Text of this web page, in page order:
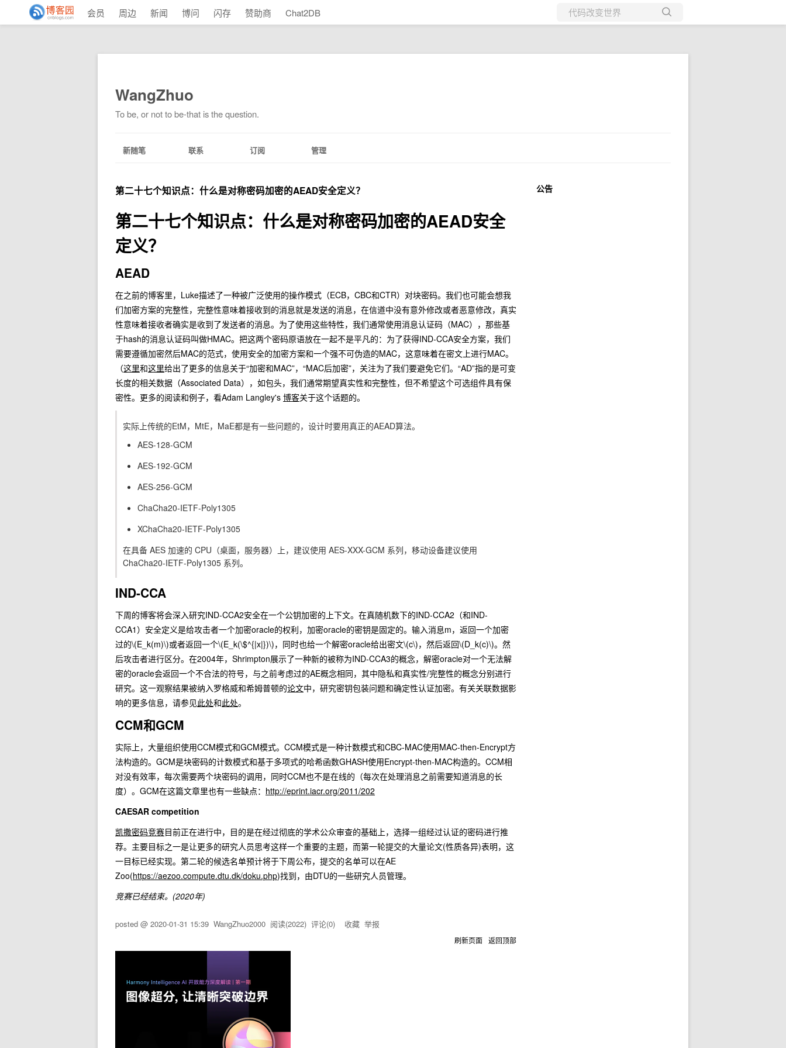
会员 周边 新闻 博问 闪存 赞助商 Chat2DB
当前博客
WangZhuo
To be, or not to be-that is the question.
新随笔 联系 订阅 管理
第二十七个知识点：什么是对称密码加密的AEAD安全定义？
第二十七个知识点：什么是对称密码加密的AEAD安全
定义？
AEAD
在之前的博客里，Luke描述了一种被广泛使用的操作模式（ECB，CBC和CTR）对块密码。我们也可能会想我
们加密方案的完整性，完整性意味着接收到的消息就是发送的消息，在信道中没有意外修改或者恶意修改，真实
性意味着接收者确实是收到了发送者的消息。为了使用这些特性，我们通常使用消息认证码（MAC），那些基
于hash的消息认证码叫做HMAC。把这两个密码原语放在一起不是平凡的：为了获得IND-CCA安全方案，我们
需要遵循加密然后MAC的范式，使用安全的加密方案和一个强不可伪造的MAC，这意味着在密文上进行MAC。
（这里和这里给出了更多的信息关于“加密和MAC”，“MAC后加密”，关注为了我们要避免它们。“AD”指的是可变
长度的相关数据（Associated Data），如包头，我们通常期望真实性和完整性，但不希望这个可选组件具有保
密性。更多的阅读和例子，看Adam Langley's 博客关于这个话题的。
实际上传统的EtM，MtE，MaE都是有一些问题的，设计时要用真正的AEAD算法。
AES-128-GCM
AES-192-GCM
AES-256-GCM
ChaCha20-IETF-Poly1305
XChaCha20-IETF-Poly1305
在具备 AES 加速的 CPU（桌面，服务器）上，建议使用 AES-XXX-GCM 系列，移动设备建议使用
ChaCha20-IETF-Poly1305 系列。
IND-CCA
下周的博客将会深入研究IND-CCA2安全在一个公钥加密的上下文。在真随机数下的IND-CCA2（和IND-
CCA1）安全定义是给攻击者一个加密oracle的权利，加密oracle的密钥是固定的。输入消息m，返回一个加密
过的\(E_k(m)\)或者返回一个\(E_k(\$^{|x|})\)，同时也给一个解密oracle给出密文\(c\)，然后返回\(D_k(c)\)。然
后攻击者进行区分。在2004年，Shrimpton展示了一种新的被称为IND-CCA3的概念，解密oracle对一个无法解
密的oracle会返回一个不合法的符号，与之前考虑过的AE概念相同，其中隐私和真实性/完整性的概念分别进行
研究。这一观察结果被纳入罗格威和希姆普顿的论文中，研究密钥包装问题和确定性认证加密。有关关联数据影
响的更多信息，请参见此处和此处。
CCM和GCM
实际上，大量组织使用CCM模式和GCM模式。CCM模式是一种计数模式和CBC-MAC使用MAC-then-Encrypt方
法构造的。GCM是块密码的计数模式和基于多项式的哈希函数GHASH使用Encrypt-then-MAC构造的。CCM相
对没有效率，每次需要两个块密码的调用，同时CCM也不是在线的（每次在处理消息之前需要知道消息的长
度）。GCM在这篇文章里也有一些缺点： http://eprint.iacr.org/2011/202
CAESAR competition
凯撒密码竞赛目前正在进行中，目的是在经过彻底的学术公众审查的基础上，选择一组经过认证的密码进行推
荐。主要目标之一是让更多的研究人员思考这样一个重要的主题，而第一轮提交的大量论文(性质各异)表明，这
一目标已经实现。第二轮的候选名单预计将于下周公布，提交的名单可以在AE
Zoo(https://aezoo.compute.dtu.dk/doku.php)找到，由DTU的一些研究人员管理。
竞赛已经结束。(2020年)
posted @ 2020-01-31 15:39 WangZhuo2000 阅读(2022) 评论(0) 收藏 举报
刷新页面 返回顶部
公告